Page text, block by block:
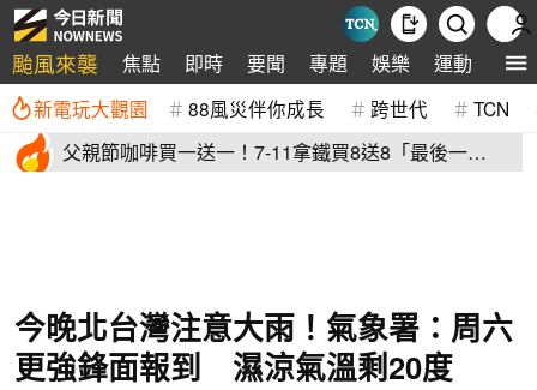
颱風來襲 焦點 即時 要聞 專題 娛樂 運動 全球
新電玩大觀園 88風災伴你成長 跨世代 TCN
父親節咖啡買一送一！7-11拿鐵買8送8「最後一
今晚北台灣注意大雨！氣象署：周六
更強鋒面報到 濕涼氣溫剩20度